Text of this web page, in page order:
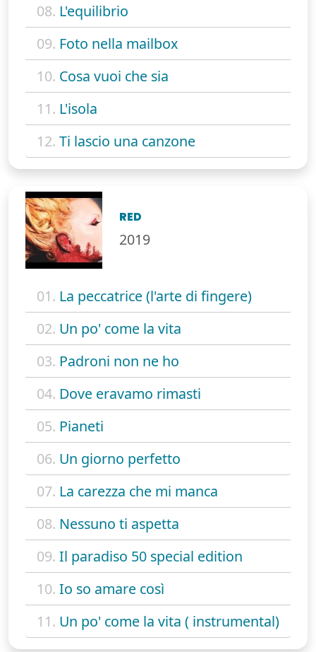
08. L'equilibrio
09. Foto nella mailbox
10. Cosa vuoi che sia
11. L'isola
12. Ti lascio una canzone
RED
2019
01. La peccatrice (l'arte di fingere)
02. Un po' come la vita
03. Padroni non ne ho
04. Dove eravamo rimasti
05. Pianeti
06. Un giorno perfetto
07. La carezza che mi manca
08. Nessuno ti aspetta
09. Il paradiso 50 special edition
10. Io so amare così
11. Un po' come la vita ( instrumental)